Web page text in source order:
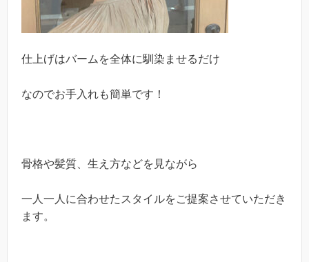
仕上げはバームを全体に馴染ませるだけ
なのでお手入れも簡単です！
骨格や髪質、生え方などを見ながら
一人一人に合わせたスタイルをご提案させていただき
ます。